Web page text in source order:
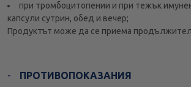
при тромбоцитопении и при тежък
капсули сутрин, обед и вечер;
Продуктът може да се приема
ПРОТИВОПОКАЗАНИЯ